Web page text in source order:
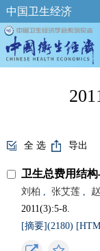
中国卫生经济
全 选 导出
卫生总费用结
刘柏 , 张艾莲 ,
2011(3):5-8.
[摘要](2180)